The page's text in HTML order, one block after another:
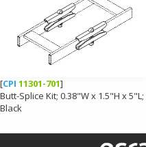
[CPI 11301-701]
Butt-Splice Kit; 0.38"W x 1.5"H x 5"L;
Black